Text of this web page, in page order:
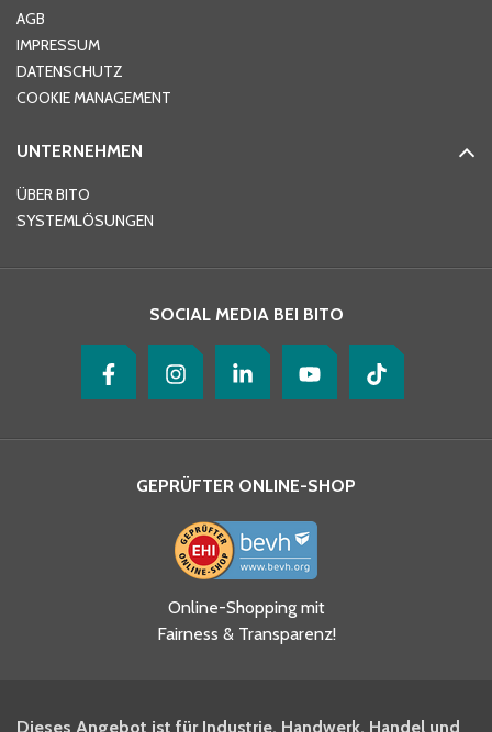
Telefon
Ja, ich habe die
Datenschutzhinweise gelesen
und akzeptiere diese.
AGB
IMPRESSUM
DATENSCHUTZ
COOKIE MANAGEMENT
UNTERNEHMEN
ÜBER BITO
SYSTEMLÖSUNGEN
SOCIAL MEDIA BEI BITO
GEPRÜFTER ONLINE-SHOP
Online-Shopping mit
Fairness & Transparenz!
Dieses Angebot ist für Industrie, Handwerk, Handel und